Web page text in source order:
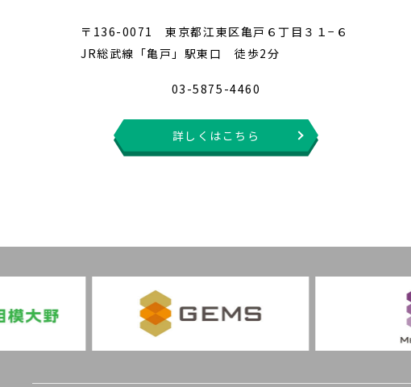
〒136-0071 東京都江東区亀戸６丁目３１−６
JR総武線「亀戸」駅東口 徒歩2分
03-5875-4460
詳しくはこちら